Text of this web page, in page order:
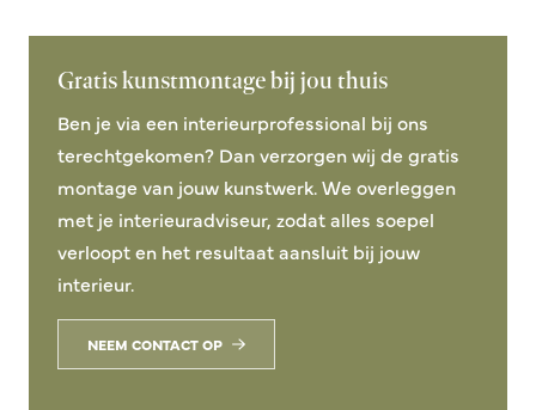
Gratis kunstmontage bij jou thuis
Ben je via een interieurprofessional bij ons
terechtgekomen? Dan verzorgen wij de gratis
montage van jouw kunstwerk. We overleggen
met je interieuradviseur, zodat alles soepel
verloopt en het resultaat aansluit bij jouw
interieur.
NEEM CONTACT OP